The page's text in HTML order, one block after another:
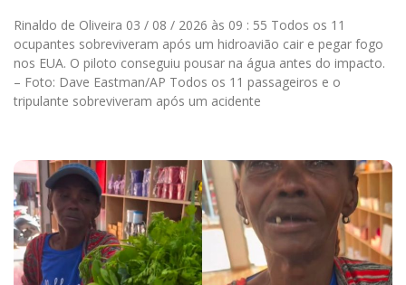
Rinaldo de Oliveira 03 / 08 / 2026 às 09 : 55 Todos os 11
ocupantes sobreviveram após um hidroavião cair e pegar fogo
nos EUA. O piloto conseguiu pousar na água antes do impacto.
– Foto: Dave Eastman/AP Todos os 11 passageiros e o
tripulante sobreviveram após um acidente